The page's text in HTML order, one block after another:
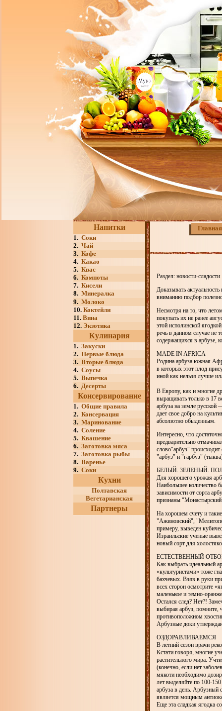
Напитки
1. Соки
2. Чай
3. Кофе
4. Какао
5. Квас
6. Компоты
7. Кисели
8. Минералка
9. Молоко
10. Коктейли
11. Вина
12. Экзотика
Кулинария
1. Закуски
2. Первые блюда
3. Вторые блюда
4. Соусы
5. Выпечка
6. Десерты
Консервирование
1. Общие правила
2. Консервация
3. Маринование
4. Соление
5. Квашение
6. Заготовка мяса
7. Заготовка рыбы
8. Варенье
9. Соки
Кухни
Полтавская
Вегетарианская
Партнеры
Главная
Раздел: новости-сладости
Доказывать
вниманию подбор
Несмотря на то, что
покупать их не ранее
этой исполинской
речь в данном случае не
содержащихся в арбузе,
MADE IN AFRICA
Родина арбуза южная
в которых этот плод
иной как нельзя лучше
В Европу, как и многие
выращивать только в 17
арбуза на земле
дает свое добро на
абсолютно обыденным.
Интересно, что
предварительно
слово"арбуз"
"арбуз" и "гарбуз"
БЕЛЫЙ. ЗЕЛЕНЫЙ.
Для хорошего урожая
Наибольшее количество
зависимости от сорта
признаны
На хорошем счету и
"Ажиновский",
примеру, выведен
Израильские ученые
новый сорт для
ЕСТЕСТВЕННЫЙ
Как выбрать идеальный
«культуристами» тоже
бахчевых. Взяв в руки
всех сторон осмотрите
маленькое и темно-
Остался след? Нет?!
выбирая арбуз,
противоположном
Арбузные доки
ОЗДОРАВЛИВАЕМСЯ
В летний сезон врачи
Кстати говоря, многие
растительного мира.
(конечно, если нет
мякоти необходимо
лет выделяйте по 100-
арбуза в день. Арбузный
является мощным
Еще эта сладкая ягодка